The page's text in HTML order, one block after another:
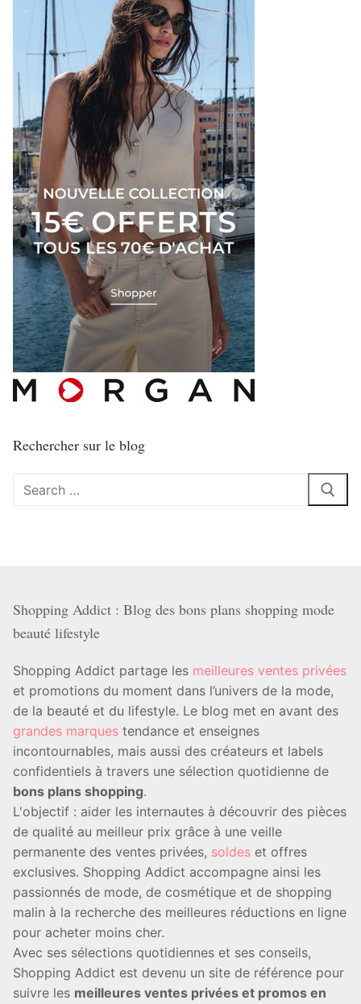
Rechercher sur le blog
Rechercher
Shopping Addict : Blog des bons plans shopping mode
beauté lifestyle
Shopping Addict partage les meilleures ventes privées
et promotions du moment dans l’univers de la mode,
de la beauté et du lifestyle. Le blog met en avant des
grandes marques tendance et enseignes
incontournables, mais aussi des créateurs et labels
confidentiels à travers une sélection quotidienne de
bons plans shopping.
L'objectif : aider les internautes à découvrir des pièces
de qualité au meilleur prix grâce à une veille
permanente des ventes privées, soldes et offres
exclusives. Shopping Addict accompagne ainsi les
passionnés de mode, de cosmétique et de shopping
malin à la recherche des meilleures réductions en ligne
pour acheter moins cher.
Avec ses sélections quotidiennes et ses conseils,
Shopping Addict est devenu un site de référence pour
suivre les meilleures ventes privées et promos en